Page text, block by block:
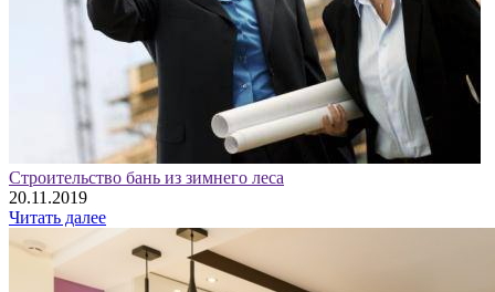
Строительство бань из зимнего леса
20.11.2019
Читать далее